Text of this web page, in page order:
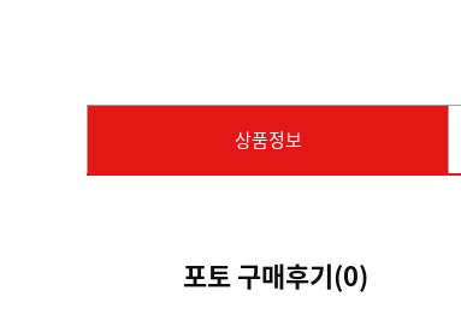
상품정보
포토 구매후기(0)